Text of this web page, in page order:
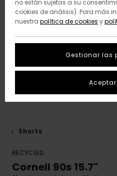
Shorts
RECYCLED
Cornell 90s 15.7"
no están sujetas a su
cookies de análisis). Para más
nuestra política de cookies y
Gestionar las